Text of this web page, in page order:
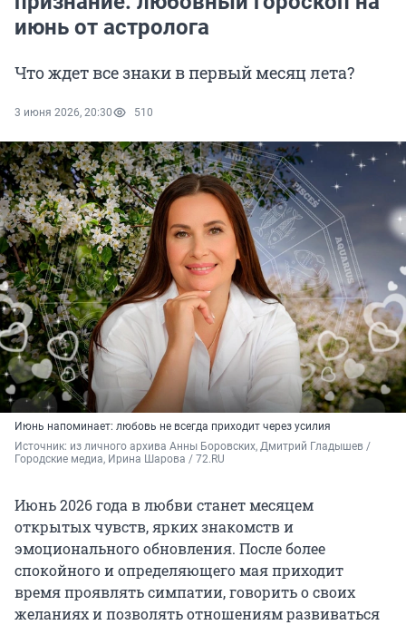
июнь от астролога
Что ждет все знаки в первый месяц лета?
3 июня 2026, 20:30 510
Июнь напоминает: любовь не всегда приходит через усилия
Источник: из личного архива Анны Боровских, Дмитрий Гладышев /
Городские медиа, Ирина Шарова / 72.RU
Июнь 2026 года в любви станет месяцем
открытых чувств, ярких знакомств и
эмоционального обновления. После более
спокойного и определяющего мая приходит
время проявлять симпатии, говорить о своих
желаниях и позволять отношениям развиваться